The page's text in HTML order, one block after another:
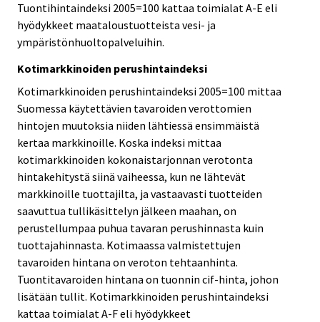
Tuontihintaindeksi 2005=100 kattaa toimialat A-E eli
hyödykkeet maataloustuotteista vesi- ja
ympäristönhuoltopalveluihin.
Kotimarkkinoiden perushintaindeksi
Kotimarkkinoiden perushintaindeksi 2005=100 mittaa
Suomessa käytettävien tavaroiden verottomien
hintojen muutoksia niiden lähtiessä ensimmäistä
kertaa markkinoille. Koska indeksi mittaa
kotimarkkinoiden kokonaistarjonnan verotonta
hintakehitystä siinä vaiheessa, kun ne lähtevät
markkinoille tuottajilta, ja vastaavasti tuotteiden
saavuttua tullikäsittelyn jälkeen maahan, on
perustellumpaa puhua tavaran perushinnasta kuin
tuottajahinnasta. Kotimaassa valmistettujen
tavaroiden hintana on veroton tehtaanhinta.
Tuontitavaroiden hintana on tuonnin cif-hinta, johon
lisätään tullit. Kotimarkkinoiden perushintaindeksi
kattaa toimialat A-F eli hyödykkeet